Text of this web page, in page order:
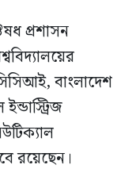
প্রশাসন
বাংলাদেশ
রয়েছেন।